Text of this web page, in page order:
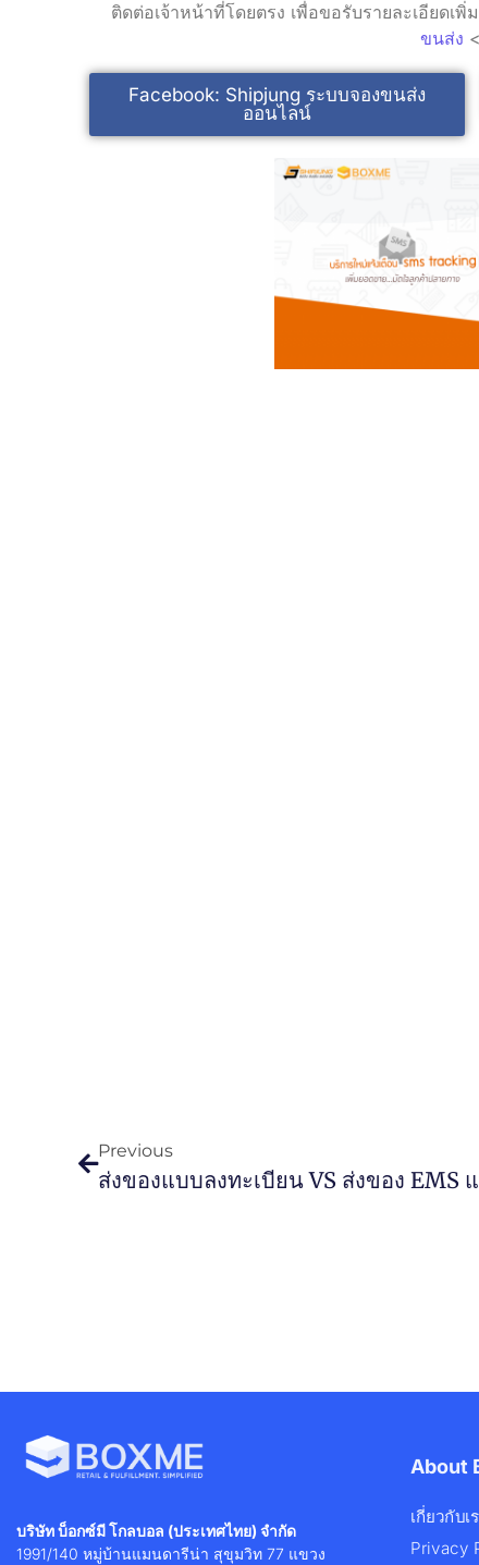
ติดต่อเจ้าหน้าที่โดยตรง เพื่อขอรับรายละเอียดเพิ่
ขนส่ง
Facebook: Shipjung ระบบจองขนส่ง
ออนไลน์
Previous
ส่งของแบบลงทะเบียน VS ส่งของ EMS
บริษัท บ็อกซ์มี โกลบอล (ประเทศไทย) จำกัด
1991/140 หมู่บ้านแมนดารีน่า สุขุมวิท 77 แขวง
About
เกี่ยวกับเ
Privacy